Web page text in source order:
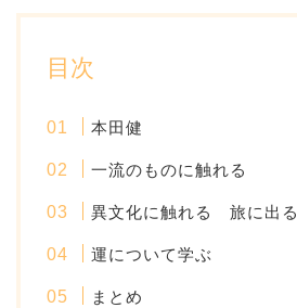
目次
本田健
一流のものに触れる
異文化に触れる 旅に出る
運について学ぶ
まとめ